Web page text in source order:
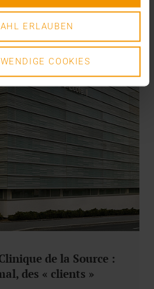
ERLAUBEN
COOKIES
de la Source :
des « clients »